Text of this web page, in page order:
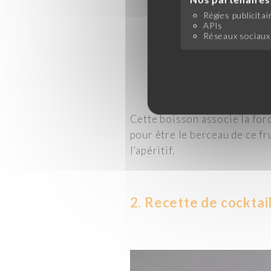
Régies
APIs
Réseaux sociaux
Cette boisson associe la
pour être le berceau de ce
l’apéritif.
2. Recette de